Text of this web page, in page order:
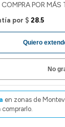
POR MÁS
por $ 28.5
Quiero
No
en zonas de
comprarlo.